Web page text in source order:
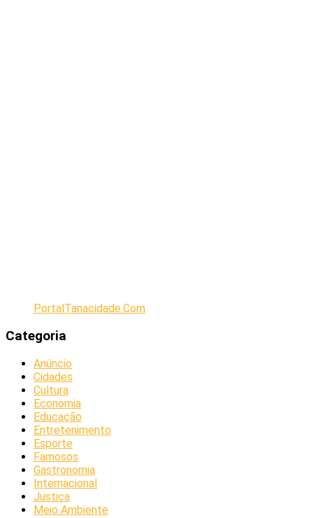
PortalTanacidade.Com
Categoria
Anúncio
Cidades
Cultura
Economia
Educação
Entretenimento
Esporte
Famosos
Gastronomia
Internacional
Justiça
Meio Ambiente